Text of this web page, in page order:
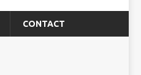
CONTACT